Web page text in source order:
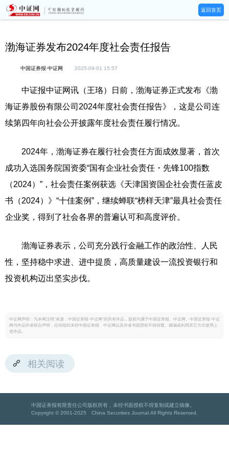
返回首页
渤海证券发布2024年度社会责任报告
中国证券报·中证网 2025-09-01 15:57
中证报中证网讯（王珞）日前，渤海证券正式发布《渤
海证券股份有限公司2024年度社会责任报告》，这是公司连
续第四年向社会公开披露年度社会责任履行情况。
2024年，渤海证券在履行社会责任方面成效显著，首次
成功入选国务院国资委“国有企业社会责任・先锋100指数
（2024）”，社会责任案例获选《天津国资国企社会责任蓝皮
书（2024）》“十佳案例”，继续蝉联“榜样天津”最具社会责任
企业奖，得到了社会各界的普遍认可和高度评价。
渤海证券表示，公司充分践行金融工作的政治性、人民
性，坚持稳中求进、进中提质，高质量建设一流投资银行和
投资机构迈出坚实步伐。
中证网声明：凡本网注明“来源：中国证券报·中证网”的所有作品，版权均属于中国证券报、中证网。中国证券报·中证
网与作品作者联合声明，任何组织未经中国证券报、中证网以及作者书面授权不得转载、摘编或利用其它方式使用上
述作品。
相关阅读
中国证券报有限责任公司版权所有，未经书面授权不得复制或建立镜像。
Copyright © 2001-2025 China Securities Journal.All Rights Reserved.